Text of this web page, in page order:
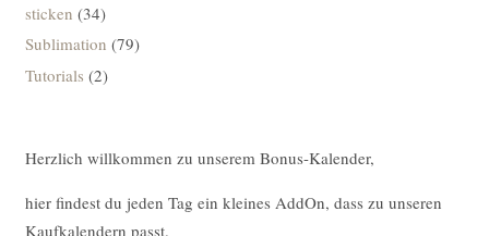
sticken (34)
Sublimation (79)
Tutorials (2)
Herzlich willkommen zu unserem Bonus-Kalender,
hier findest du jeden Tag ein kleines AddOn, dass zu unseren
Kaufkalendern passt.